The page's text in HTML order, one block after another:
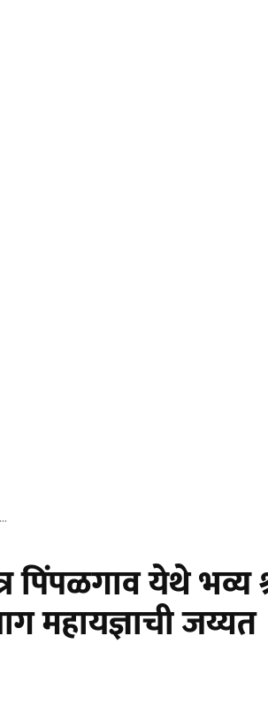
पिंपळगाव येथे भव्य
महायज्ञाची जय्यत